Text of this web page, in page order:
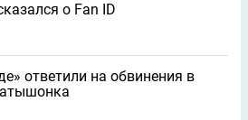
о Fan ID
ответили на обвинения в